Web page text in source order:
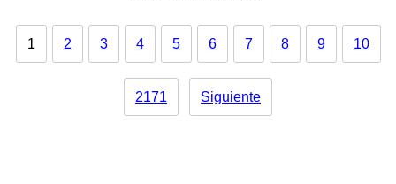
1 2 3 4 5 6 7 8 9 10
2171 Siguiente